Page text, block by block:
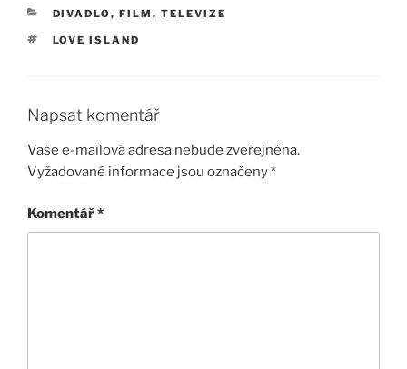
RUBRIKY
DIVADLO, FILM, TELEVIZE
ŠTÍTKY
LOVE ISLAND
Napsat komentář
Vaše e-mailová adresa nebude zveřejněna.
Vyžadované informace jsou označeny*
Komentář*